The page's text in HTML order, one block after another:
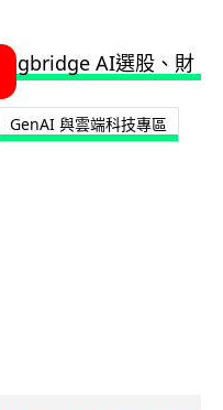
GenAI 與雲端科技專區